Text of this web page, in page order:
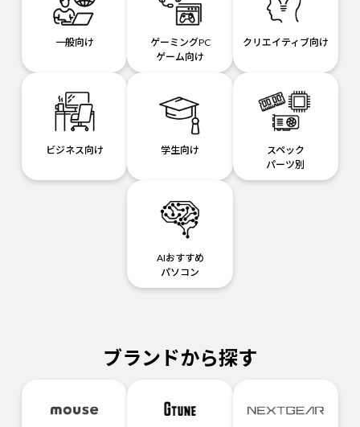
一般向け
ゲーミングPC
ゲーム向け
クリエイティブ向け
ビジネス向け 学生向け
スペック
パーツ別
AIおすすめ
パソコン
ブランドから探す